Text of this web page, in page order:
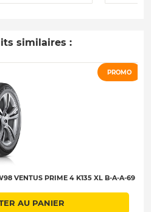
similaires :
PROMO
VENTUS PRIME 4 K135 XL B-A-A-69
AU PANIER